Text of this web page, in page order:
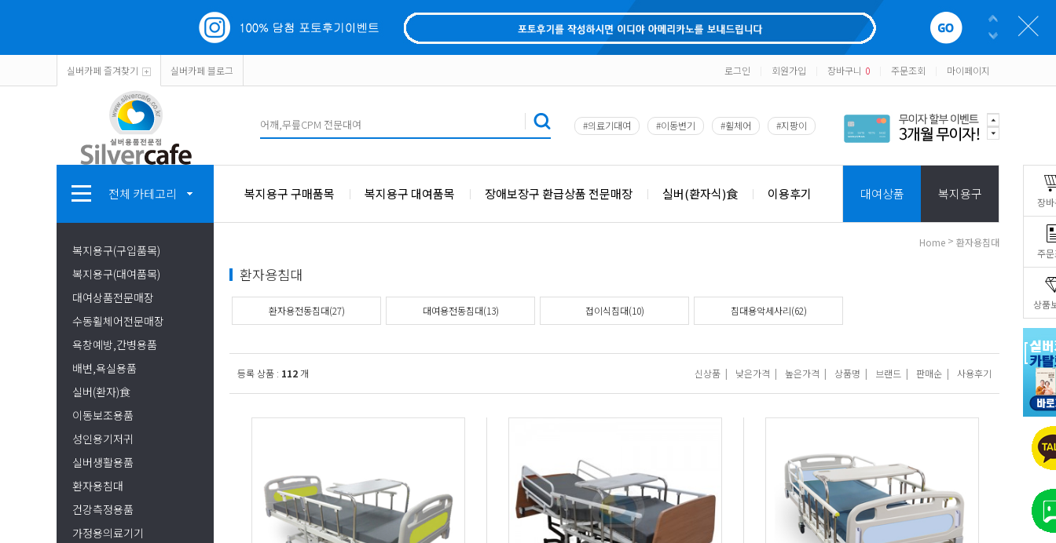
장
주
상품
실버카페 즐겨찾기 실버카페 블로그 로그인 회원가입 장바구니 0 주문조회 마이페이지
#의료기대여 #이동변기 #휠체어 #지팡이
전체 카테고리 복지용구 구매품목 복지용구 대여품목 장애보장구 환급상품 전문매장 실버(환자식)食 이용후기 대여상품 복지용구
복지용구(구입품목)
복지용구(대여품목)
대여상품전문매장
수동휠체어전문매장
욕창예방,간병용품
배변,욕실용품
실버(환자)食
이동보조용품
성인용기저귀
실버생활용품
환자용침대
건강측정용품
가정용의료기기
Home > 환자용침대
환자용침대
환자용전동침대(27) 대여용전동침대(13) 접이식침대(10) 침대용악세사리(62)
등록 상품 : 112 개 신상품 | 낮은가격 | 높은가격 | 상품명 | 브랜드 | 판매순 | 사용후기